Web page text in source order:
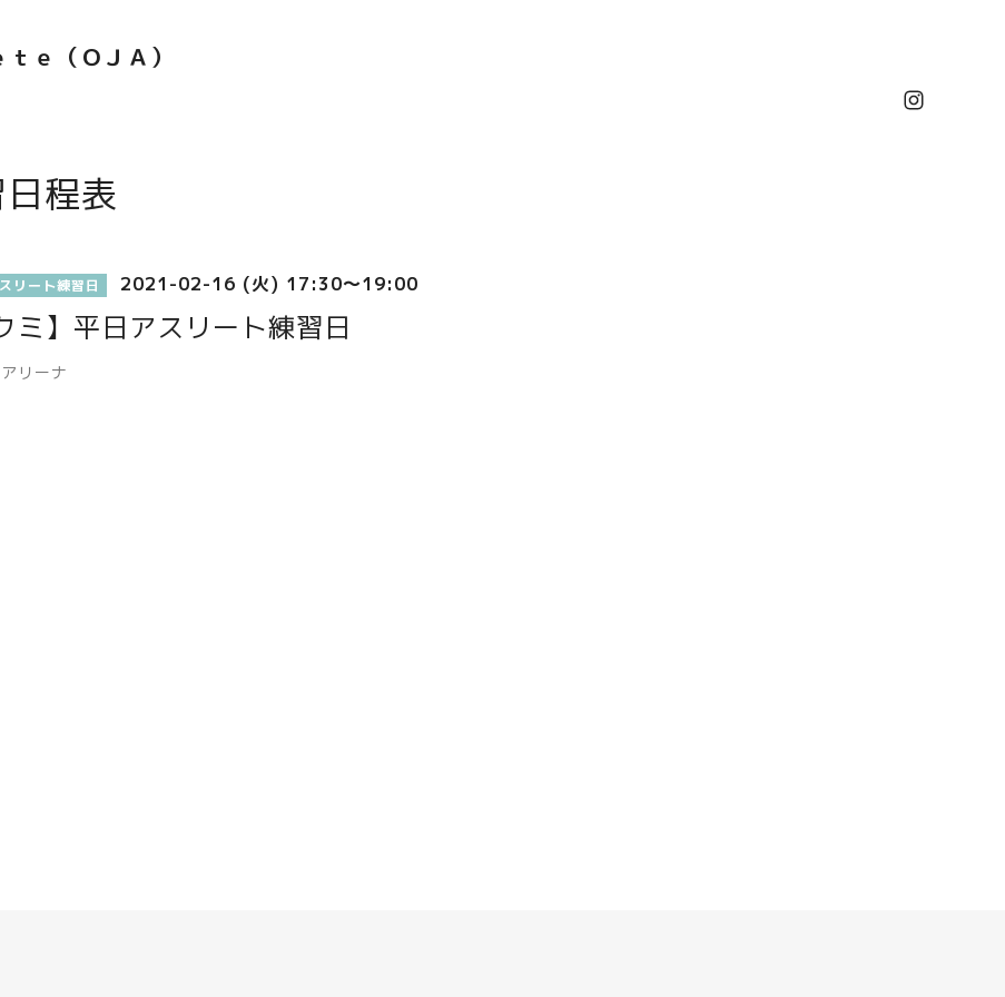
ｅ（ＯＪＡ）
程表
リート練習日 2021-02-16 (火) 17:30～19:00
ミ】平日アスリート練習日
リーナ